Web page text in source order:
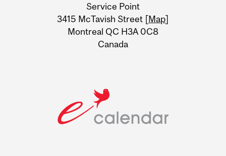
Information
Service Point
3415 McTavish Street [Map]
Montreal QC H3A 0C8
Canada